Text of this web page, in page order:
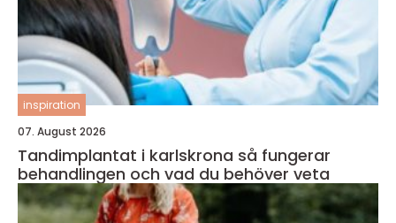
inspiration
07. August 2026
Tandimplantat i karlskrona så fungerar
behandlingen och vad du behöver veta